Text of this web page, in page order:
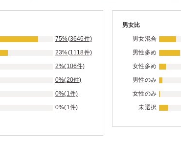
75%(3646件)
23%(1118件)
2%(106件)
0%(20件)
0%(1件)
0%(1件)
男女比
男女混合
男性多め
女性多め
男性のみ
女性のみ
未選択